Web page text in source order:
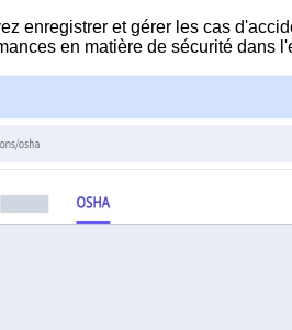
enregistrer et gérer les cas
en matière de sécurité dans